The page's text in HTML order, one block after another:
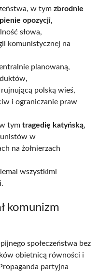
w tym zbrodnie
opozycji,
słowa,
komunistycznej na
planowaną,
polską wieś,
i ograniczanie praw
tym tragedię katyńską,
w
na żołnierzach
wszystkimi
komunizm
społeczeństwa bez
obietnicą równości i
partyjna